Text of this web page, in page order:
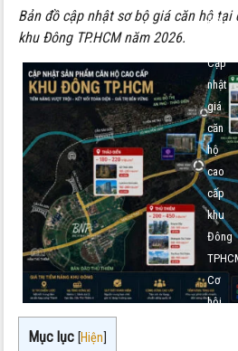
Nội
Cập
nhật
giá
căn
hộ
cao
cấp
khu
Đông
Cơ
hội
Bản đồ cập nhật sơ bộ giá căn hộ
khu Đông TP.HCM năm 2026.
Mục lục [Hiện]